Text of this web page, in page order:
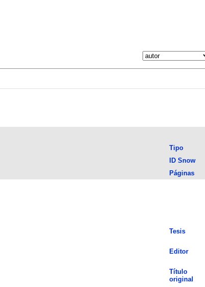
Tipo
ID Snow
Páginas
Tesis
Editor
Título
original